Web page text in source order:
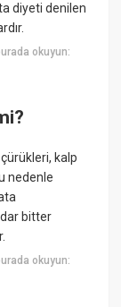
diyeti denilen
okuyun:
kalp
nedenle
bitter
okuyun: